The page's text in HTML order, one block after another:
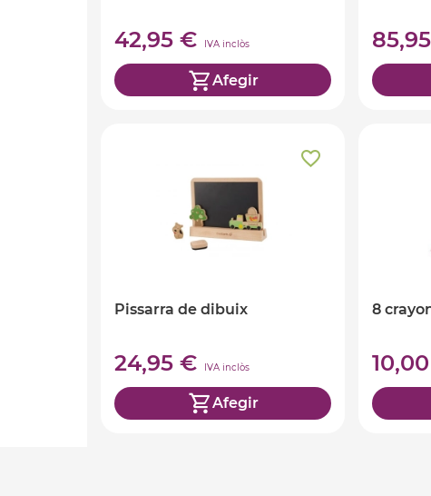
42,95 € IVA inclòs
Afegir
Pissarra de dibuix
24,95 € IVA inclòs
Afegir
8